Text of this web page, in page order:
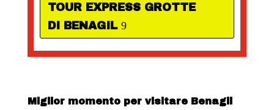
TOUR EXPRESS GROTTE
DI BENAGIL
Miglior momento per visitare Benagil